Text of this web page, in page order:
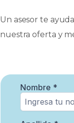
Un asesor te
nuestra oferta y